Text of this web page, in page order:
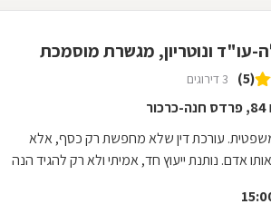
עו"ד ונוטריון, מגשרת מוסמכת
(5) 3 דירוגים
משפטית. עורכת דין שלא מחפשת רק כסף, אלא
אדם. נותנת ייעוץ חד, אמיתי ולא רק להגיד הנה
בחום ! אין כמוה :)